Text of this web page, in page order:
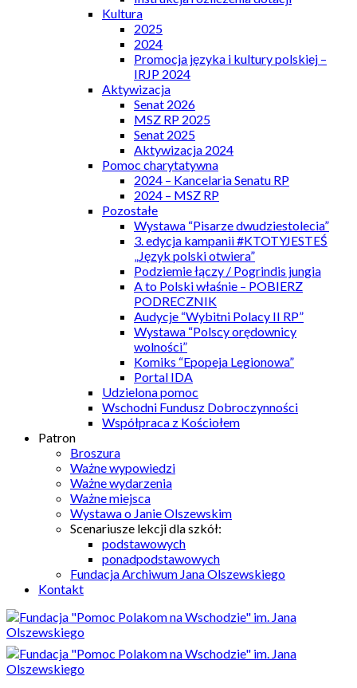
Kultura
2025
2024
Promocja języka i kultury polskiej –
IRJP 2024
Aktywizacja
Senat 2026
MSZ RP 2025
Senat 2025
Aktywizacja 2024
Pomoc charytatywna
2024 – Kancelaria Senatu RP
2024 – MSZ RP
Pozostałe
Wystawa “Pisarze dwudziestolecia”
3. edycja kampanii #KTOTYJESTEŚ
„Język polski otwiera”
Podziemie łączy / Pogrindis jungia
A to Polski właśnie – POBIERZ
PODRECZNIK
Audycje “Wybitni Polacy II RP”
Wystawa “Polscy orędownicy
wolności”
Komiks “Epopeja Legionowa”
Portal IDA
Udzielona pomoc
Wschodni Fundusz Dobroczynności
Współpraca z Kościołem
Patron
Broszura
Ważne wypowiedzi
Ważne wydarzenia
Ważne miejsca
Wystawa o Janie Olszewskim
Scenariusze lekcji dla szkół:
podstawowych
ponadpodstawowych
Fundacja Archiwum Jana Olszewskiego
Kontakt